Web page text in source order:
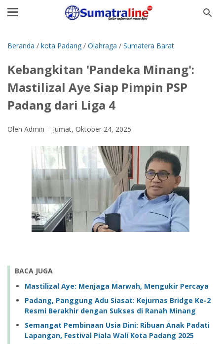
Beranda / kota Padang / Olahraga / Sumatera Barat
Kebangkitan 'Pandeka Minang':
Mastilizal Aye Siap Pimpin PSP
Padang dari Liga 4
Oleh Admin Jumat, Oktober 24, 2025
BACA JUGA
Mastilizal Aye: Menjaga Marwah, Mengukir Percaya
‎Padang, Panggung Adu Siasat: Kejurnas Bridge Ke-2
Resmi Berakhir dengan Sukses di Ranah Minang
Semangat Pembinaan Usia Dini: Ribuan Anak Padati
Lapangan, Festival Piala Wali Kota Padang 2025